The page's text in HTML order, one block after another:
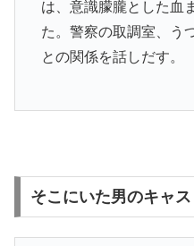
は、意識朦朧とした血
た。警察の取調室、う
との関係を話しだす。
そこにいた男のキャス